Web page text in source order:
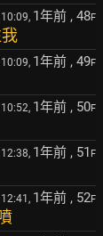
1年前 , 48F
1年前 , 49F
1年前 , 50F
1年前 , 51 F
1年前 , 52F